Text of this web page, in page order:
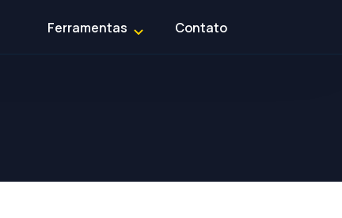
Ferramentas Contato